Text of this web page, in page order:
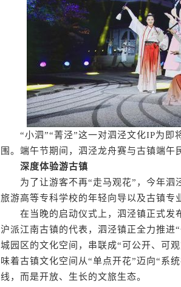
“小泗”“菁泾”这一对泗泾文化IP为即
围。端午节期间，泗泾龙舟赛与古镇端午
深度体验游古镇
为了让游客不再“走马观花”，今年泗
旅游高等专科学校的年轻向导以及古镇专
在当晚的启动仪式上，泗泾镇正式发
沪派江南古镇的代表，泗泾镇正全力推进
城园区的文化空间，串联成“可公开、可
味着古镇文化空间从“单点开花”迈向“系
线，而是开放、生长的文旅生态。